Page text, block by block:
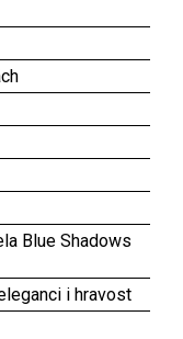
Blue Shadows
i hravost